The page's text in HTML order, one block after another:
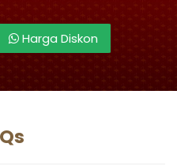
Harga Diskon